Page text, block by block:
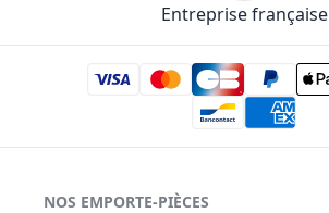
Entreprise française
NOS EMPORTE-PIÈCES